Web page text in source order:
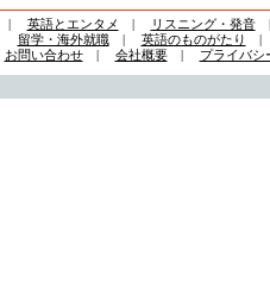
| 英語とエンタメ | リスニング・発音
留学・海外就職| 英語のものがたり
お問い合わせ| 会社概要| プライバシ